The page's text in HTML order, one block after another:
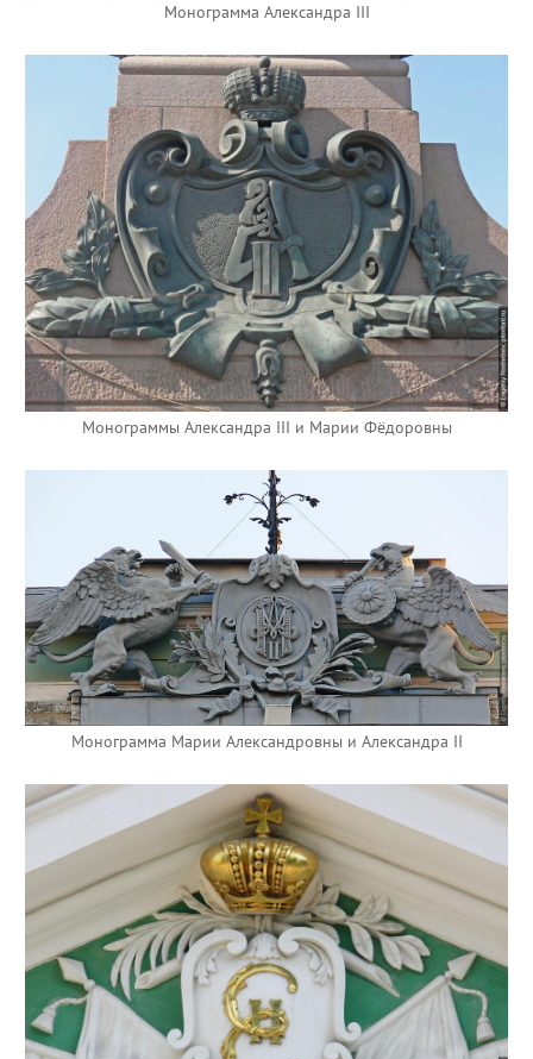
Монограмма Александра III
Монограммы Александра III и Марии Фёдоровны
Монограмма Марии Александровны и Александра II